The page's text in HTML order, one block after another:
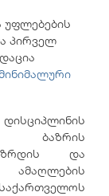
პირველ
ბაზრის
ის და
ამაღლების